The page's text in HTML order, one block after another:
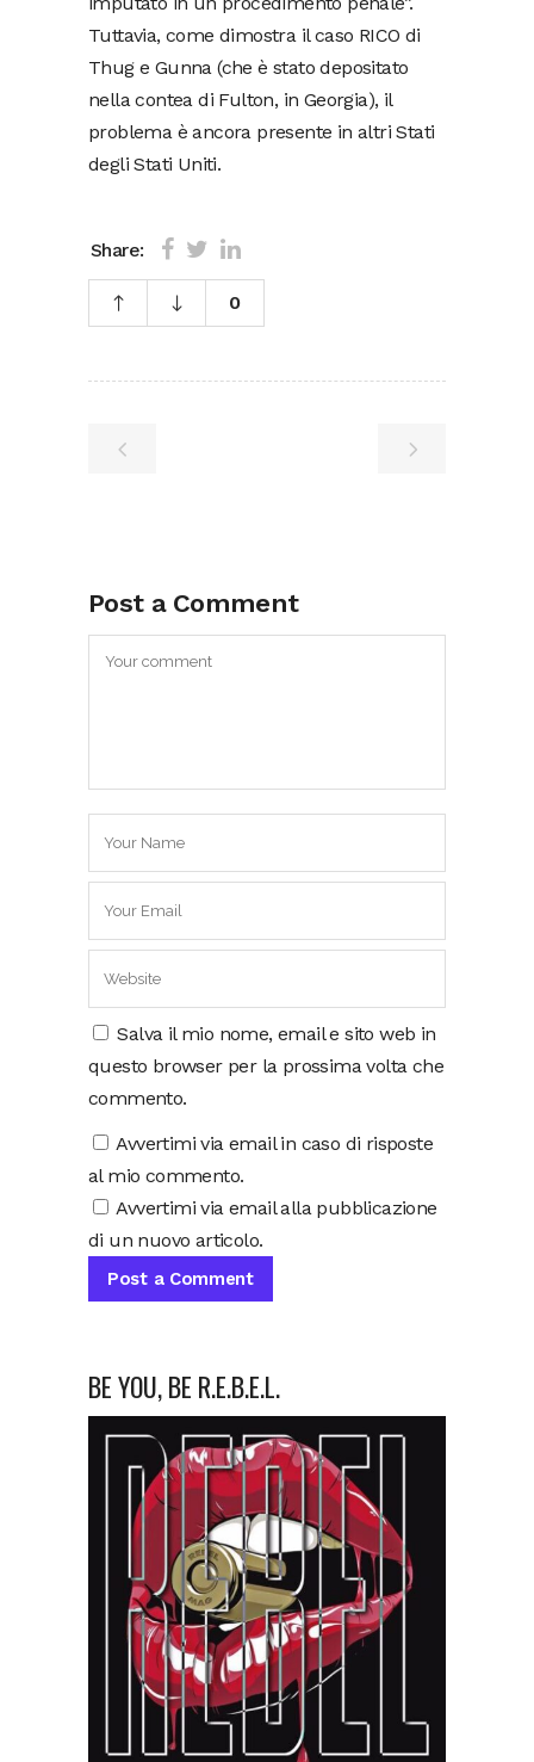
Tuttavia, come dimostra il caso RICO di
Thug e Gunna (che è stato depositato
nella contea di Fulton, in Georgia), il
problema è ancora presente in altri Stati
degli Stati Uniti.
Share:
0
Post a Comment
Salva il mio nome, email e sito web in
questo browser per la prossima volta che
commento.
Avvertimi via email in caso di risposte
al mio commento.
Avvertimi via email alla pubblicazione
di un nuovo articolo.
BE YOU, BE R.E.B.E.L.